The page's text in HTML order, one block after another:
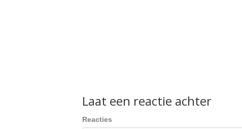
Laat een reactie achter
Reacties